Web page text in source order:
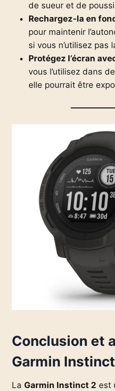
de sueur et de
Rechargez-la en
pour maintenir
si vous n’utilisez pas
Protégez l’écran
vous l’utilisez dans
elle pourrait être
Conclusion et
Garmin
La Garmin Instinct 2 est